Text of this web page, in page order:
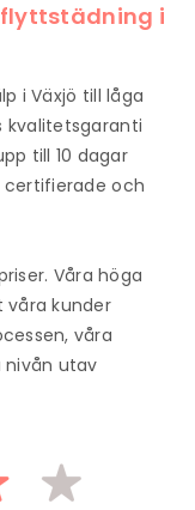
flyttstädning i
i Växjö till låga
kvalitetsgaranti
till 10 dagar
certifierade och
Våra höga
kunder
våra
nivån utav